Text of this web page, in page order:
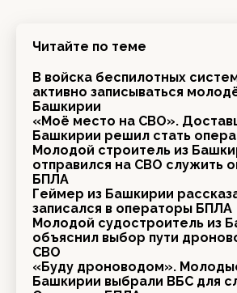
Читайте по теме
В войска беспилотных
активно записываться
Башкирии
«Моё место на СВО».
Башкирии решил стать
Молодой строитель из
отправился на СВО служить
БПЛА
Геймер из Башкирии
записался в операторы БПЛА
Молодой судостроитель из
объяснил выбор пути
СВО
«Буду дроноводом».
Башкирии выбрали ВБС для